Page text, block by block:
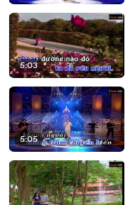
5:03
5:05